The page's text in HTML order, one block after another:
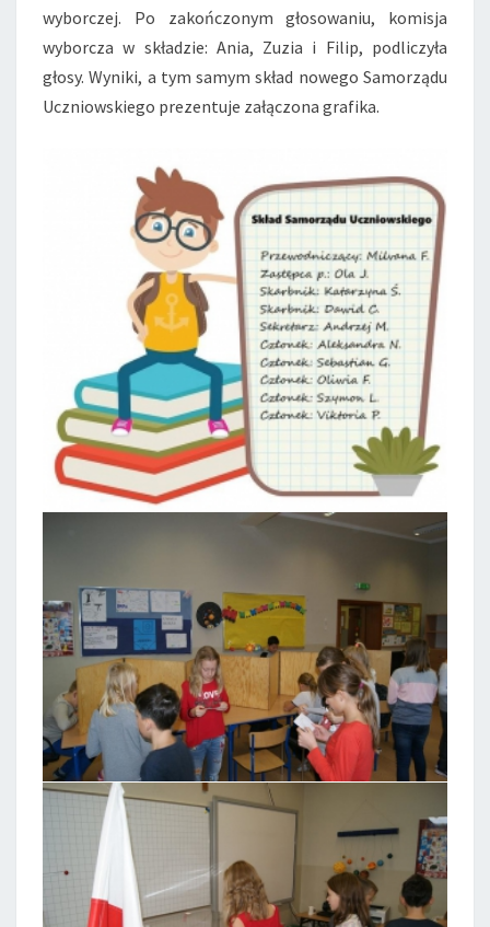
wyborczej. Po zakończonym głosowaniu, komisja
wyborcza w składzie: Ania, Zuzia i Filip, podliczyła
głosy. Wyniki, a tym samym skład nowego Samorządu
Uczniowskiego prezentuje załączona grafika.